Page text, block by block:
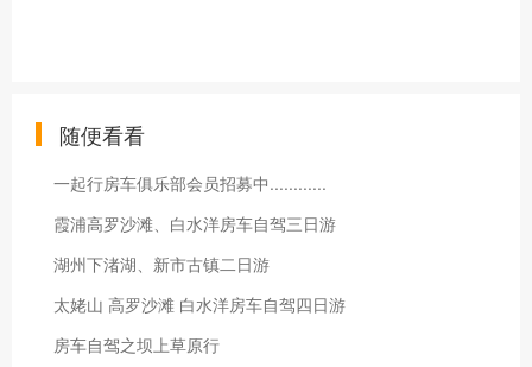
随便看看
一起行房车俱乐部会员招募中............
霞浦高罗沙滩、白水洋房车自驾三日游
湖州下渚湖、新市古镇二日游
太姥山 高罗沙滩 白水洋房车自驾四日游
房车自驾之坝上草原行